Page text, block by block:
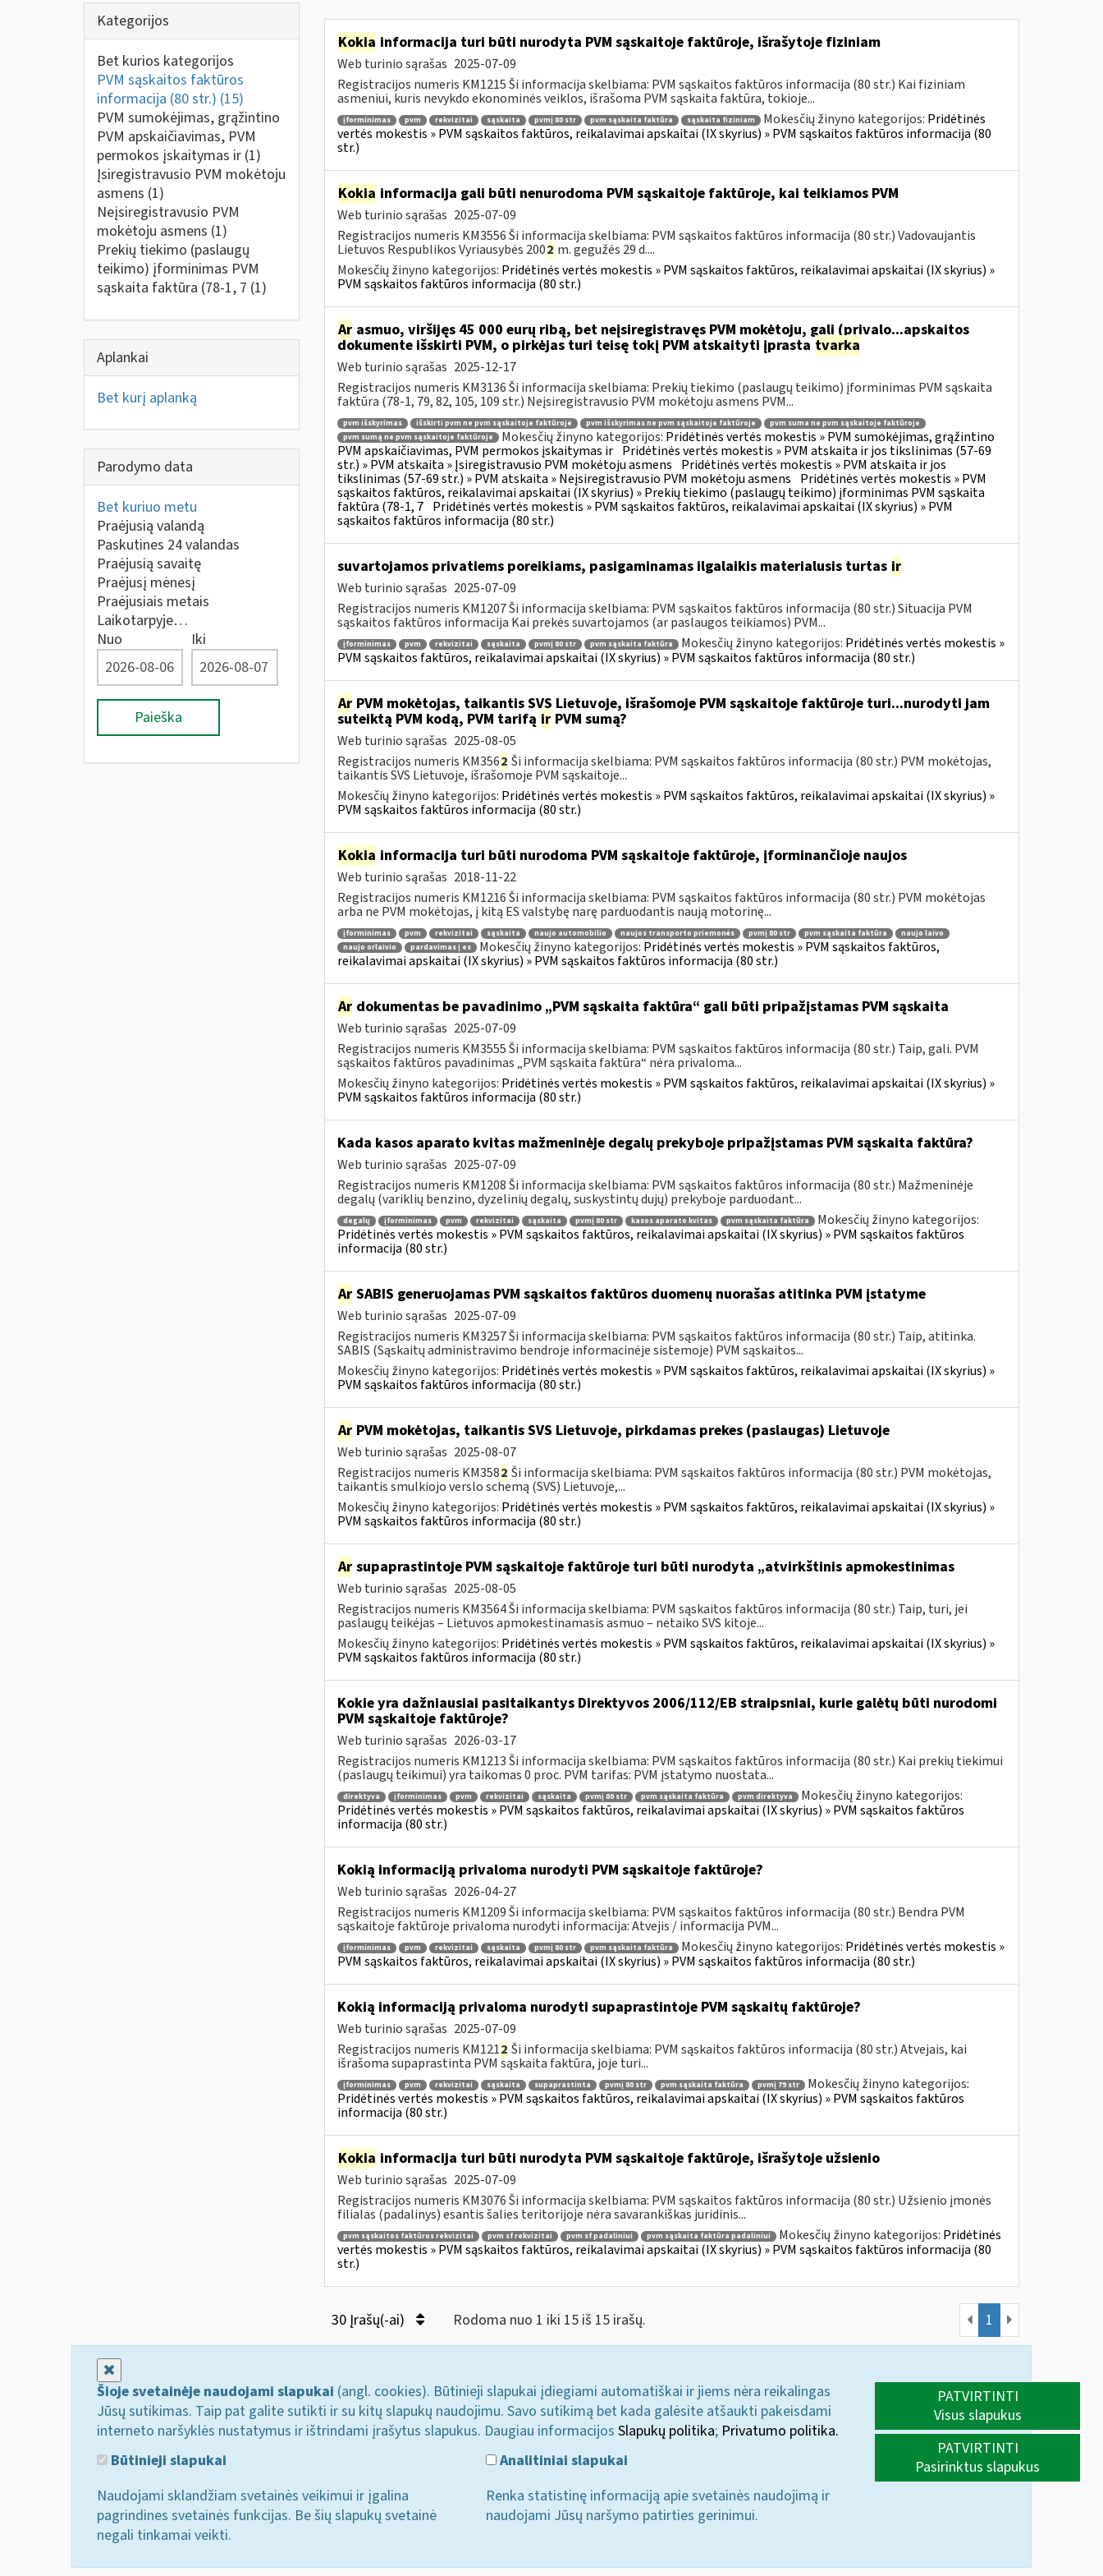
Kategorijos
Bet kurios kategorijos
PVM sąskaitos faktūros
informacija (80 str.) (15)
PVM sumokėjimas, grąžintino
PVM apskaičiavimas, PVM
permokos įskaitymas ir (1)
Įsiregistravusio PVM mokėtoju
asmens (1)
Neįsiregistravusio PVM
mokėtoju asmens (1)
Prekių tiekimo (paslaugų
teikimo) įforminimas PVM
sąskaita faktūra (78-1, 7 (1)
Aplankai
Bet kurį aplanką
Parodymo data
Bet kuriuo metu
Praėjusią valandą
Paskutines 24 valandas
Praėjusią savaitę
Praėjusį mėnesį
Praėjusiais metais
Laikotarpyje…
Nuo
Iki
Paieška
Kokia informacija turi būti nurodyta PVM sąskaitoje faktūroje, išrašytoje fiziniam
Web turinio sąrašas 2025-07-09
Registracijos numeris KM1215 Ši informacija skelbiama: PVM sąskaitos faktūros informacija (80 str.) Kai fiziniam
asmeniui, kuris nevykdo ekonominės veiklos, išrašoma PVM sąskaita faktūra, tokioje...
įforminimas pvm rekvizitai sąskaita pvmį 80 str pvm sąskaita faktūra sąskaita fiziniam Mokesčių žinyno kategorijos: Pridėtinės
vertės mokestis » PVM sąskaitos faktūros, reikalavimai apskaitai (IX skyrius) » PVM sąskaitos faktūros informacija (80
str.)
Kokia informacija gali būti nenurodoma PVM sąskaitoje faktūroje, kai teikiamos PVM
Web turinio sąrašas 2025-07-09
Registracijos numeris KM3556 Ši informacija skelbiama: PVM sąskaitos faktūros informacija (80 str.) Vadovaujantis
Lietuvos Respublikos Vyriausybės 2002 m. gegužės 29 d....
Mokesčių žinyno kategorijos: Pridėtinės vertės mokestis » PVM sąskaitos faktūros, reikalavimai apskaitai (IX skyrius) »
PVM sąskaitos faktūros informacija (80 str.)
Arasmuo, viršijęs 45 000 eurų ribą, bet neįsiregistravęs PVM mokėtoju, gali (privalo...apskaitos
dokumente išskirti PVM, o pirkėjas turi teisę tokį PVM atskaityti įprasta tvarka
Web turinio sąrašas 2025-12-17
Registracijos numeris KM3136 Ši informacija skelbiama: Prekių tiekimo (paslaugų teikimo) įforminimas PVM sąskaita
faktūra (78-1, 79, 82, 105, 109 str.) Neįsiregistravusio PVM mokėtoju asmens PVM...
pvm išskyrimas išskirti pvm ne pvm sąskaitoje faktūroje pvm išskyrimas ne pvm sąskaitoje faktūroje
pvm suma ne pvm sąskaitoje faktūroje
pvm sumą ne pvm sąskaitoje faktūroje
Mokesčių žinyno kategorijos: Pridėtinės vertės mokestis » PVM sumokėjimas, grąžintino
PVM apskaičiavimas, PVM permokos įskaitymas ir Pridėtinės vertės mokestis » PVM atskaita ir jos tikslinimas (57-69
str.) » PVM atskaita » Įsiregistravusio PVM mokėtoju asmens Pridėtinės vertės mokestis » PVM atskaita ir jos
tikslinimas (57-69 str.) » PVM atskaita » Neįsiregistravusio PVM mokėtoju asmens Pridėtinės vertės mokestis » PVM
sąskaitos faktūros, reikalavimai apskaitai (IX skyrius) » Prekių tiekimo (paslaugų teikimo) įforminimas PVM sąskaita
faktūra (78-1, 7 Pridėtinės vertės mokestis » PVM sąskaitos faktūros, reikalavimai apskaitai (IX skyrius) » PVM
sąskaitos faktūros informacija (80 str.)
suvartojamos privatiems poreikiams, pasigaminamas ilgalaikis materialusis turtas ir
Web turinio sąrašas 2025-07-09
Registracijos numeris KM1207 Ši informacija skelbiama: PVM sąskaitos faktūros informacija (80 str.) Situacija PVM
sąskaitos faktūros informacija Kai prekės suvartojamos (ar paslaugos teikiamos) PVM...
įforminimas pvm rekvizitai sąskaita pvmį 80 str pvm sąskaita faktūra Mokesčių žinyno kategorijos: Pridėtinės vertės mokestis »
PVM sąskaitos faktūros, reikalavimai apskaitai (IX skyrius) » PVM sąskaitos faktūros informacija (80 str.)
ArPVM mokėtojas, taikantis SVS Lietuvoje, išrašomoje PVM sąskaitoje faktūroje turi...nurodyti jam
suteiktą PVM kodą, PVM tarifą irPVM sumą?
Web turinio sąrašas 2025-08-05
Registracijos numeris KM3562 Ši informacija skelbiama: PVM sąskaitos faktūros informacija (80 str.) PVM mokėtojas,
taikantis SVS Lietuvoje, išrašomoje PVM sąskaitoje...
Mokesčių žinyno kategorijos: Pridėtinės vertės mokestis » PVM sąskaitos faktūros, reikalavimai apskaitai (IX skyrius) »
PVM sąskaitos faktūros informacija (80 str.)
Kokia informacija turi būti nurodoma PVM sąskaitoje faktūroje, įforminančioje naujos
Web turinio sąrašas 2018-11-22
Registracijos numeris KM1216 Ši informacija skelbiama: PVM sąskaitos faktūros informacija (80 str.) PVM mokėtojas
arba ne PVM mokėtojas, į kitą ES valstybę narę parduodantis naują motorinę...
įforminimas pvm rekvizitai sąskaita naujo automobilio naujos transporto priemonės pvmį 80 str pvm sąskaita faktūra
naujo laivo
naujo orlaivio
pardavimas į es Mokesčių žinyno kategorijos: Pridėtinės vertės mokestis » PVM sąskaitos faktūros,
reikalavimai apskaitai (IX skyrius) » PVM sąskaitos faktūros informacija (80 str.)
Ardokumentas be pavadinimo „PVM sąskaita faktūra“ gali būti pripažįstamas PVM sąskaita
Web turinio sąrašas 2025-07-09
Registracijos numeris KM3555 Ši informacija skelbiama: PVM sąskaitos faktūros informacija (80 str.) Taip, gali. PVM
sąskaitos faktūros pavadinimas „PVM sąskaita faktūra“ nėra privaloma...
Mokesčių žinyno kategorijos: Pridėtinės vertės mokestis » PVM sąskaitos faktūros, reikalavimai apskaitai (IX skyrius) »
PVM sąskaitos faktūros informacija (80 str.)
Kada kasos aparato kvitas mažmeninėje degalų prekyboje pripažįstamas PVM sąskaita faktūra?
Web turinio sąrašas 2025-07-09
Registracijos numeris KM1208 Ši informacija skelbiama: PVM sąskaitos faktūros informacija (80 str.) Mažmeninėje
degalų (variklių benzino, dyzelinių degalų, suskystintų dujų) prekyboje parduodant...
degalų įforminimas pvm rekvizitai sąskaita pvmį 80 str kasos aparato kvitas pvm sąskaita faktūra
Mokesčių žinyno kategorijos:
Pridėtinės vertės mokestis » PVM sąskaitos faktūros, reikalavimai apskaitai (IX skyrius) » PVM sąskaitos faktūros
informacija (80 str.)
ArSABIS generuojamas PVM sąskaitos faktūros duomenų nuorašas atitinka PVM įstatyme
Web turinio sąrašas 2025-07-09
Registracijos numeris KM3257 Ši informacija skelbiama: PVM sąskaitos faktūros informacija (80 str.) Taip, atitinka.
SABIS (Sąskaitų administravimo bendroje informacinėje sistemoje) PVM sąskaitos...
Mokesčių žinyno kategorijos: Pridėtinės vertės mokestis » PVM sąskaitos faktūros, reikalavimai apskaitai (IX skyrius) »
PVM sąskaitos faktūros informacija (80 str.)
ArPVM mokėtojas, taikantis SVS Lietuvoje, pirkdamas prekes (paslaugas) Lietuvoje
Web turinio sąrašas 2025-08-07
Registracijos numeris KM3582 Ši informacija skelbiama: PVM sąskaitos faktūros informacija (80 str.) PVM mokėtojas,
taikantis smulkiojo verslo schemą (SVS) Lietuvoje,...
Mokesčių žinyno kategorijos: Pridėtinės vertės mokestis » PVM sąskaitos faktūros, reikalavimai apskaitai (IX skyrius) »
PVM sąskaitos faktūros informacija (80 str.)
Arsupaprastintoje PVM sąskaitoje faktūroje turi būti nurodyta „atvirkštinis apmokestinimas
Web turinio sąrašas 2025-08-05
Registracijos numeris KM3564 Ši informacija skelbiama: PVM sąskaitos faktūros informacija (80 str.) Taip, turi, jei
paslaugų teikėjas – Lietuvos apmokestinamasis asmuo – netaiko SVS kitoje...
Mokesčių žinyno kategorijos: Pridėtinės vertės mokestis » PVM sąskaitos faktūros, reikalavimai apskaitai (IX skyrius) »
PVM sąskaitos faktūros informacija (80 str.)
Kokie yra dažniausiai pasitaikantys Direktyvos 2006/112/EB straipsniai, kurie galėtų būti nurodomi
PVM sąskaitoje faktūroje?
Web turinio sąrašas 2026-03-17
Registracijos numeris KM1213 Ši informacija skelbiama: PVM sąskaitos faktūros informacija (80 str.) Kai prekių tiekimui
(paslaugų teikimui) yra taikomas 0 proc. PVM tarifas: PVM įstatymo nuostata...
direktyva įforminimas pvm rekvizitai sąskaita pvmį 80 str pvm sąskaita faktūra pvm direktyva
Mokesčių žinyno kategorijos:
Pridėtinės vertės mokestis » PVM sąskaitos faktūros, reikalavimai apskaitai (IX skyrius) » PVM sąskaitos faktūros
informacija (80 str.)
Kokią informaciją privaloma nurodyti PVM sąskaitoje faktūroje?
Web turinio sąrašas 2026-04-27
Registracijos numeris KM1209 Ši informacija skelbiama: PVM sąskaitos faktūros informacija (80 str.) Bendra PVM
sąskaitoje faktūroje privaloma nurodyti informacija: Atvejis / informacija PVM...
įforminimas pvm rekvizitai sąskaita pvmį 80 str pvm sąskaita faktūra Mokesčių žinyno kategorijos: Pridėtinės vertės mokestis »
PVM sąskaitos faktūros, reikalavimai apskaitai (IX skyrius) » PVM sąskaitos faktūros informacija (80 str.)
Kokią informaciją privaloma nurodyti supaprastintoje PVM sąskaitų faktūroje?
Web turinio sąrašas 2025-07-09
Registracijos numeris KM1212 Ši informacija skelbiama: PVM sąskaitos faktūros informacija (80 str.) Atvejais, kai
išrašoma supaprastinta PVM sąskaita faktūra, joje turi...
įforminimas pvm rekvizitai sąskaita supaprastinta pvmį 80 str pvm sąskaita faktūra pvmį 79 str
Mokesčių žinyno kategorijos:
Pridėtinės vertės mokestis » PVM sąskaitos faktūros, reikalavimai apskaitai (IX skyrius) » PVM sąskaitos faktūros
informacija (80 str.)
Kokia informacija turi būti nurodyta PVM sąskaitoje faktūroje, išrašytoje užsienio
Web turinio sąrašas 2025-07-09
Registracijos numeris KM3076 Ši informacija skelbiama: PVM sąskaitos faktūros informacija (80 str.) Užsienio įmonės
filialas (padalinys) esantis šalies teritorijoje nėra savarankiškas juridinis...
pvm sąskaitos faktūros rekvizitai pvm sf rekvizitai pvm sf padaliniui pvm sąskaita faktūra padaliniui Mokesčių žinyno kategorijos: Pridėtinės
vertės mokestis » PVM sąskaitos faktūros, reikalavimai apskaitai (IX skyrius) » PVM sąskaitos faktūros informacija (80
str.)
30 Įrašų(-ai) Rodoma nuo 1 iki 15 iš 15 irašų. 1
Šioje svetainėje naudojami slapukai (angl. cookies). Būtinieji slapukai įdiegiami automatiškai ir jiems nėra reikalingas
Jūsų sutikimas. Taip pat galite sutikti ir su kitų slapukų naudojimu. Savo sutikimą bet kada galėsite atšaukti pakeisdami
interneto naršyklės nustatymus ir ištrindami įrašytus slapukus. Daugiau informacijos Slapukų politika; Privatumo politika.
Būtinieji slapukai
Naudojami sklandžiam svetainės veikimui ir įgalina
pagrindines svetainės funkcijas. Be šių slapukų svetainė
negali tinkamai veikti.
Analitiniai slapukai
Renka statistinę informaciją apie svetainės naudojimą ir
naudojami Jūsų naršymo patirties gerinimui.
PATVIRTINTI
Visus slapukus
PATVIRTINTI
Pasirinktus slapukus